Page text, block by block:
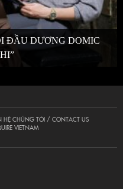
ĐẦU DƯƠNG DOMIC
HỆ CHÚNG TÔI / CONTACT US
VIETNAM